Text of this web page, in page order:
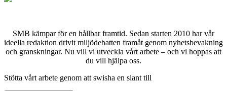
SMB kämpar för en hållbar framtid. Sedan starten 2010 har vår
ideella redaktion drivit miljödebatten framåt genom nyhetsbevakning
och granskningar. Nu vill vi utveckla vårt arbete – och vi hoppas att
du vill hjälpa oss.
Stötta vårt arbete genom att swisha en slant till